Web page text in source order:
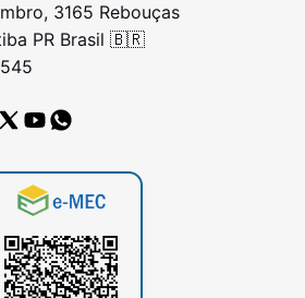
3165 Rebouças
PR Brasil 🇧🇷